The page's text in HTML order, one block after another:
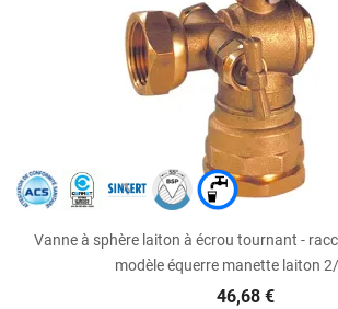
Vanne à sphère laiton à écrou tournant -
modèle équerre manette laiton
46,68 €